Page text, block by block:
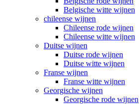
Belgische witte wijnen
chileense wijnen
Chileense rode wijnen
Chileense witte wijnen
Duitse wijnen
Duitse rode wijnen
Duitse witte wijnen
Franse wijnen
Franse witte wijnen
Georgische wijnen
Georgische rode wijnen